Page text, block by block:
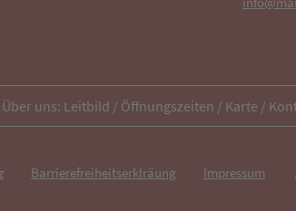
Über uns: Leitbild / Öffnungszeiten / Karte /
Barrierefreiheitserklräung Impressum